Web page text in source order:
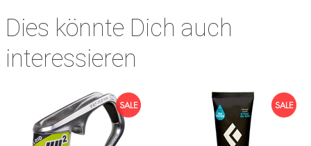
Dies könnte Dich auch
interessieren